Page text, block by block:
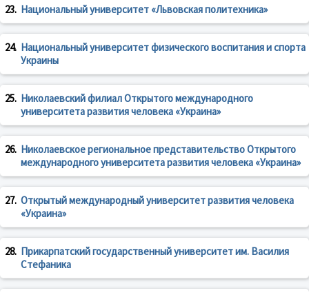
23. Национальный университет «Львовская политехника»
24. Национальный университет физического воспитания и спорта
Украины
25. Николаевский филиал Открытого международного
университета развития человека «Украина»
26. Николаевское региональное представительство Открытого
международного университета развития человека «Украина»
27. Открытый международный университет развития человека
«Украина»
28. Прикарпатский государственный университет им. Василия
Стефаника